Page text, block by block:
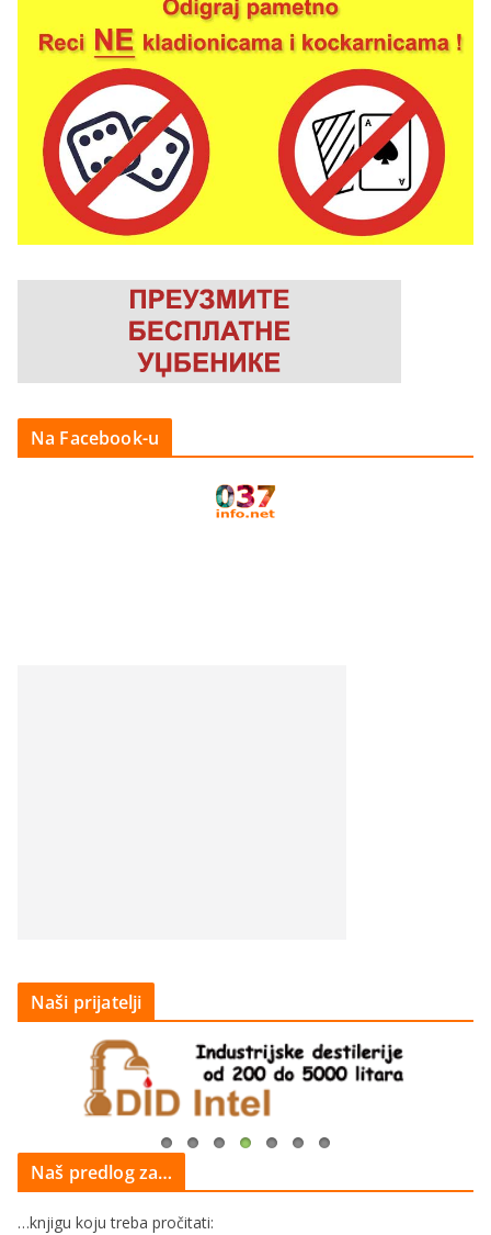
Na Facebook-u
Naši prijatelji
Naš predlog za…
…knjigu koju treba pročitati: